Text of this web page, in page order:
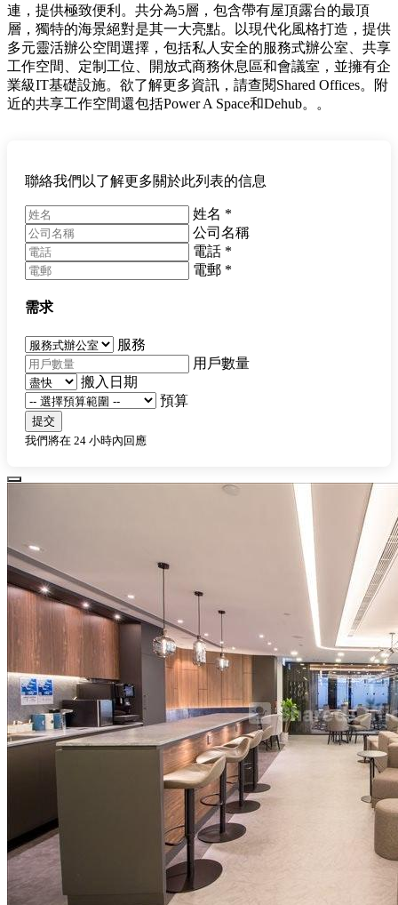
連，提供極致便利。共分為5層，包含帶有屋頂露台的最頂
層，獨特的海景絕對是其一大亮點。以現代化風格打造，提供
多元靈活辦公空間選擇，包括私人安全的服務式辦公室、共享
工作空間、定制工位、開放式商務休息區和會議室，並擁有企
業級IT基礎設施。欲了解更多資訊，請查閱Shared Offices。附
近的共享工作空間還包括Power A Space和Dehub。。
聯絡我們以了解更多關於此列表的信息
姓名 *
公司名稱
電話 *
電郵 *
需求
服務
用戶數量
搬入日期
預算
提交
我們將在 24 小時內回應